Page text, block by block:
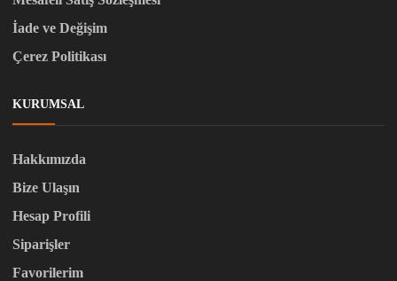
İade ve Değişim
Çerez Politikası
KURUMSAL
Hakkımızda
Bize Ulaşın
Hesap Profili
Siparişler
Favorilerim